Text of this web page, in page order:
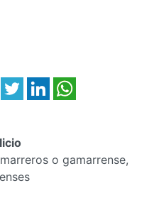
o gamarrense,